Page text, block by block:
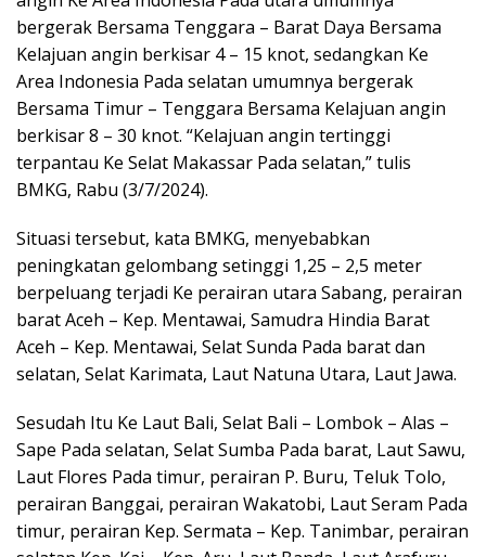
bergerak Bersama Tenggara – Barat Daya Bersama
Kelajuan angin berkisar 4 – 15 knot, sedangkan Ke
Area Indonesia Pada selatan umumnya bergerak
Bersama Timur – Tenggara Bersama Kelajuan angin
berkisar 8 – 30 knot. “Kelajuan angin tertinggi
terpantau Ke Selat Makassar Pada selatan,” tulis
BMKG, Rabu (3/7/2024).
Situasi tersebut, kata BMKG, menyebabkan
peningkatan gelombang setinggi 1,25 – 2,5 meter
berpeluang terjadi Ke perairan utara Sabang, perairan
barat Aceh – Kep. Mentawai, Samudra Hindia Barat
Aceh – Kep. Mentawai, Selat Sunda Pada barat dan
selatan, Selat Karimata, Laut Natuna Utara, Laut Jawa.
Sesudah Itu Ke Laut Bali, Selat Bali – Lombok – Alas –
Sape Pada selatan, Selat Sumba Pada barat, Laut Sawu,
Laut Flores Pada timur, perairan P. Buru, Teluk Tolo,
perairan Banggai, perairan Wakatobi, Laut Seram Pada
timur, perairan Kep. Sermata – Kep. Tanimbar, perairan